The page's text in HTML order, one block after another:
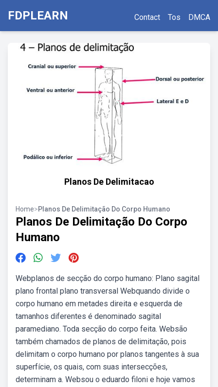
FDPLEARN Contact Tos DMCA
Planos De Delimitacao
Home>Planos De Delimitação Do Corpo Humano
Planos De Delimitação Do Corpo
Humano
Webplanos de secção do corpo humano: Plano sagital
plano frontal plano transversal Webquando divide o
corpo humano em meta­des direita e esquerda de
tamanhos diferentes é denominado sagital
paramediano. Toda secção do corpo feita. Websão
também chamados de planos de delimitação, pois
delimitam o corpo humano por planos tangentes à sua
superfície, os quais, com suas intersecções,
determinam a. Websou o eduardo filoni e hoje vamos